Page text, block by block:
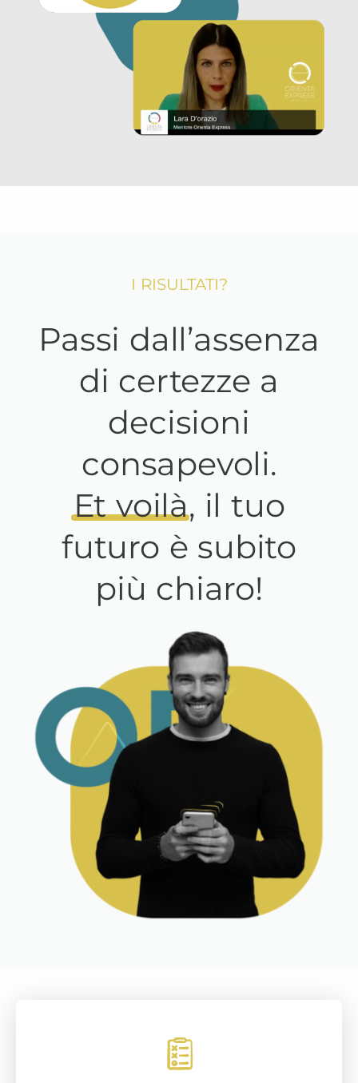
I RISULTATI?
Passi dall’assenza
di certezze a
decisioni
consapevoli.
Et voilà, il tuo
futuro è subito
più chiaro!